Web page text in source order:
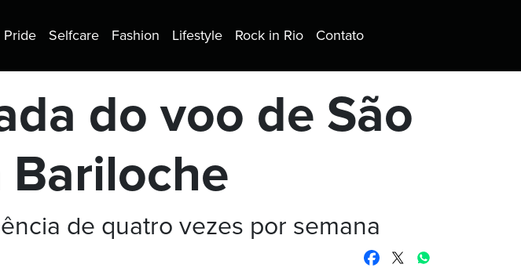
Pride Selfcare Fashion Lifestyle Rock in Rio Contato
do voo de São
Bariloche
de quatro vezes por semana